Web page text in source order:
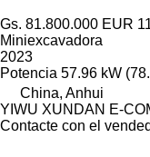
Gs. 81.800.000 EUR
Miniexcavadora
2023
Potencia 57.96 kW
China, Anhui
YIWU XUNDAN E-
Contacte con el